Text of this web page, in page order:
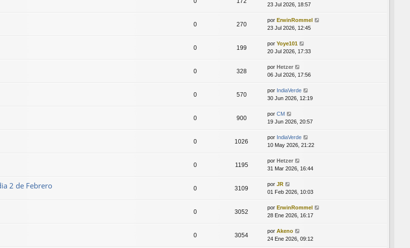
23 Jul 2026, 18:57
0 270
por ErwinRommel
23 Jul 2026, 12:45
0 199
por Yoye101
20 Jul 2026, 17:33
0 328
por Hetzer
06 Jul 2026, 17:56
0 570
por IndiaVerde
30 Jun 2026, 12:19
0 900
por CM
19 Jun 2026, 20:57
0 1026
por IndiaVerde
10 May 2026, 21:22
0 1195
por Hetzer
31 Mar 2026, 16:44
2 de Febrero 0 3109
por JR
01 Feb 2026, 10:03
0 3052
por ErwinRommel
28 Ene 2026, 16:17
0 3054
por Akeno
24 Ene 2026, 09:12